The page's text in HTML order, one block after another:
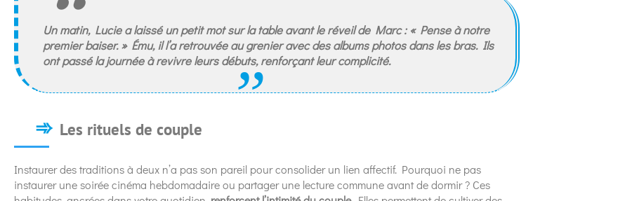
Un matin, Lucie a laissé un petit mot sur la table avant le réveil de Marc : « Pense à notre
premier baiser. » Ému, il l’a retrouvée au grenier avec des albums photos dans les bras. Ils
ont passé la journée à revivre leurs débuts, renforçant leur complicité.
Les rituels de couple
Instaurer des traditions à deux n’a pas son pareil pour consolider un lien affectif. Pourquoi ne pas
instaurer une soirée cinéma hebdomadaire ou partager une lecture commune avant de dormir ? Ces